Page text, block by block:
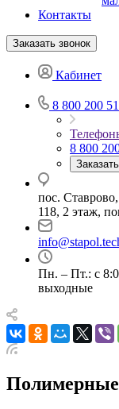
Контакты
Заказать звонок
Кабинет
8 800 200
8 800
пос.
118, 2 этаж,
Пн. – Пт.: с
выходные